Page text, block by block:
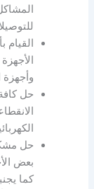
وأجهزة
حل
حل
بعض
كما